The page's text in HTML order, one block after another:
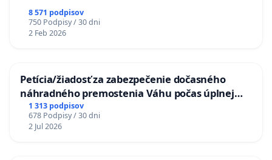
8 571 podpisov
750 Podpisy / 30 dni
2 Feb 2026
Petícia/žiadosť za zabezpečenie dočasného
náhradného premostenia Váhu počas úplnej
uzávery Vážskeho mosta v Komárne
1 313 podpisov
678 Podpisy / 30 dni
2 Jul 2026